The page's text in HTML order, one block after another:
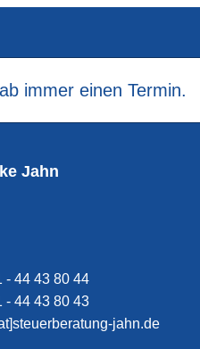
immer einen Termin.
Jahn
- 44 43 80 44
- 44 43 80 43
jahn.de